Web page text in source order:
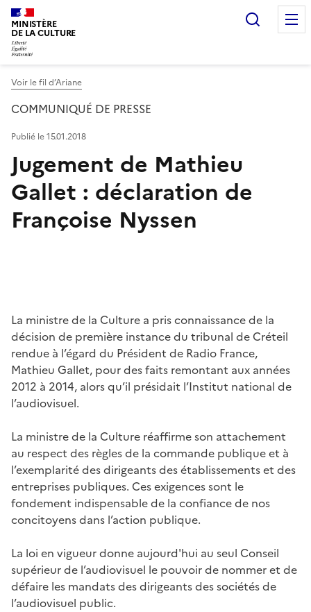
MINISTÈRE
DE LA CULTURE
Voir le fil d’Ariane
COMMUNIQUÉ DE PRESSE
Jugement de Mathieu
Gallet : déclaration de
Françoise Nyssen
Publié le 15.01.2018
La ministre de la Culture a pris connaissance de la
décision de première instance du tribunal de Créteil
rendue à l’égard du Président de Radio France,
Mathieu Gallet, pour des faits remontant aux années
2012 à 2014, alors qu’il présidait l’Institut national de
l’audiovisuel.
La ministre de la Culture réaffirme son attachement
au respect des règles de la commande publique et à
l’exemplarité des dirigeants des établissements et des
entreprises publiques. Ces exigences sont le
fondement indispensable de la confiance de nos
concitoyens dans l’action publique.
La loi en vigueur donne aujourd'hui au seul Conseil
supérieur de l’audiovisuel le pouvoir de nommer et de
défaire les mandats des dirigeants des sociétés de
l’audiovisuel public.